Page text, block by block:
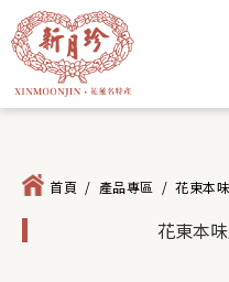
首頁 / 產品專區 / 花東本
花東本